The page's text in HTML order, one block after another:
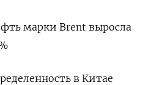
марки Brent выросла
в Китае